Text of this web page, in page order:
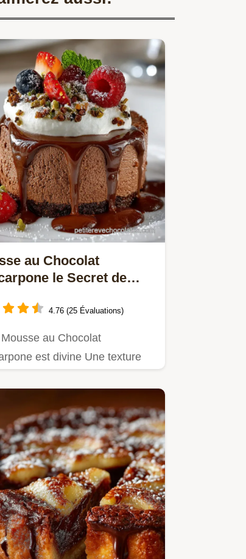
au Chocolat
le Secret de
4.76 (25 Évaluations)
au Chocolat
est divine Une texture